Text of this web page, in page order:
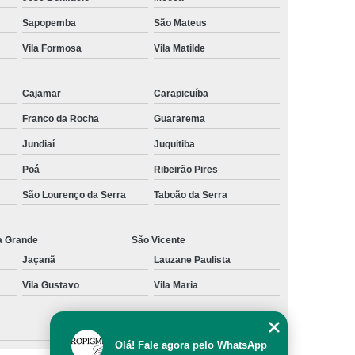
Preenchimento Capilar com Micro Ponto
Preenchimento Capilar com Pigmentação
Preenchimento Capilar Masculino
Preenchimento Capilar nas Entradas
Diminuir Testa
Tratamento de Calvície
Tratamento para Calvície com Micopigmentação
Tratamento para Calvície em Homens
Tratamento para Calvície Masculina
Sapopemba São Mateus
Vila Formosa Vila Matilde
Cajamar Carapicuíba
Franco da Rocha Guararema
Jundiaí Juquitiba
Poá Ribeirão Pires
São Lourenço da Serra Taboão da Serra
Grande
São Vicente
Jaçanã Lauzane Paulista
Vila Gustavo Vila Maria
Olá! Fale agora pelo WhatsApp